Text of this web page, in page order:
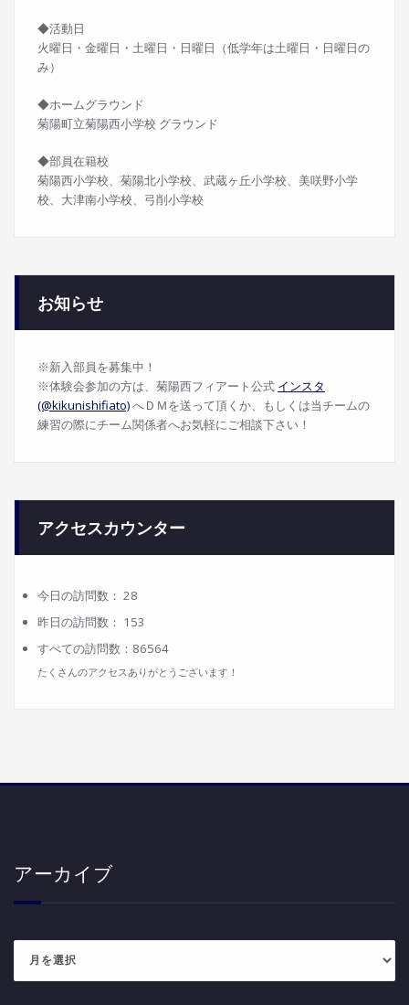
◆活動日
火曜日・金曜日・土曜日・日曜日（低学年は土曜日・日曜日の
み）
◆ホームグラウンド
菊陽町立菊陽西小学校 グラウンド
◆部員在籍校
菊陽西小学校、菊陽北小学校、武蔵ヶ丘小学校、美咲野小学
校、大津南小学校、弓削小学校
お知らせ
※新入部員を募集中！
※体験会参加の方は、菊陽西フィアート公式 インスタ
(@kikunishifiato)へＤＭを送って頂くか、もしくは当チームの
練習の際にチーム関係者へお気軽にご相談下さい！
アクセスカウンター
今日の訪問数： 28
昨日の訪問数： 153
すべての訪問数： 86564
たくさんのアクセスありがとうございます！
アーカイブ